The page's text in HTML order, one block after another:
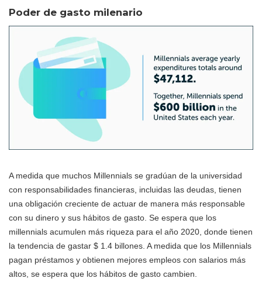
Poder de gasto milenario
A medida que muchos Millennials se gradúan de la universidad
con responsabilidades financieras, incluidas las deudas, tienen
una obligación creciente de actuar de manera más responsable
con su dinero y sus hábitos de gasto. Se espera que los
millennials acumulen más riqueza para el año 2020, donde tienen
la tendencia de gastar $ 1.4 billones. A medida que los Millennials
pagan préstamos y obtienen mejores empleos con salarios más
altos, se espera que los hábitos de gasto cambien.